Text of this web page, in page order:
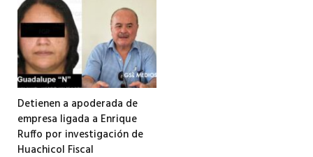
Detienen a apoderada de
empresa ligada a Enrique
Ruffo por investigación de
Huachicol Fiscal